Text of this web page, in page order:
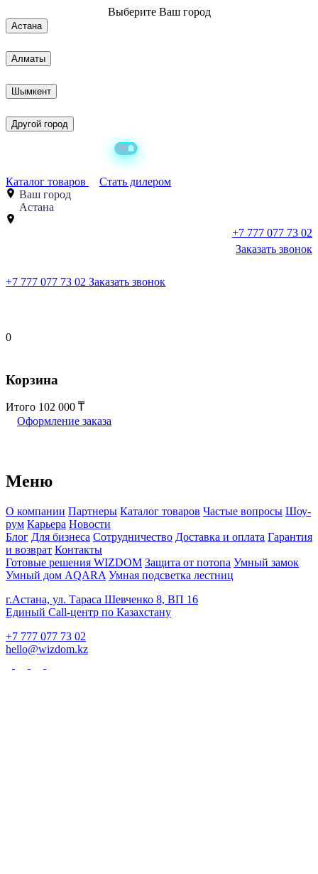
Выберите Ваш город
Астана
Алматы
Шымкент
Другой город
Каталог товаров
Стать дилером
Ваш город
Астана
+7 777 077 73 02
Заказать звонок
+7 777 077 73 02 Заказать звонок
0
Корзина
Итого 102 000
Оформление заказа
Меню
О компании Партнеры Каталог товаров Частые вопросы Шоу-
рум Карьера Новости
Блог Для бизнеса Сотрудничество Доставка и оплата Гарантия
и возврат Контакты
Готовые решения WIZDOM Защита от потопа Умный замок
Умный дом AQARA Умная подсветка лестниц
г.Астана, ул. Тараса Шевченко 8, ВП 16
Единый Call-центр по Казахстану
+7 777 077 73 02
hello@wizdom.kz